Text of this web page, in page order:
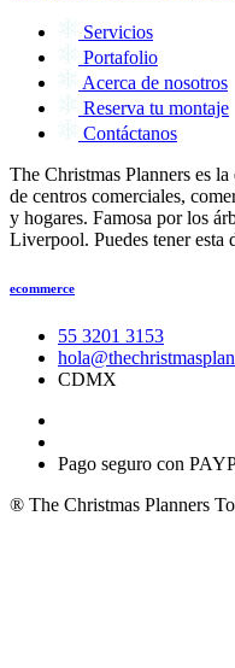
Servicios
Portafolio
Acerca de nosotros
Reserva tu montaje
Contáctanos
The Christmas Planners es
de centros comerciales,
y hogares. Famosa por los
Liverpool. Puedes tener esta
ecommerce
55 3201 3153
CDMX
Pago seguro con
® The Christmas Planners